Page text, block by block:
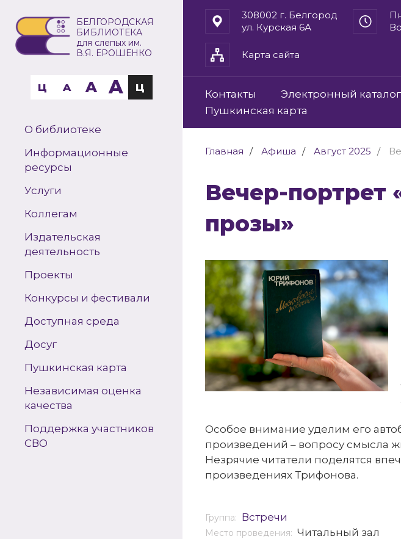
БЕЛГОРОДСКАЯ
БИБЛИОТЕКА
для слепых им.
В.Я. ЕРОШЕНКО
Ц A A A Ц
О библиотеке
Информационные
ресурсы
Услуги
Коллегам
Издательская
деятельность
Проекты
Конкурсы и фестивали
Доступная среда
Досуг
Пушкинская карта
Независимая оценка
качества
Поддержка участников
СВО
308002 г. Белгород
ул. Курская 6А
Карта сайта
Контакты Электронный каталог
Пушкинская карта
Главная Афиша Август 2025
Вечер-портрет «Мастер городской
прозы»
Особое внимание уделим его
произведений – вопросу смысла
Незрячие читатели поделятся
произведениях Трифонова.
Группа: Встречи
Место проведения: Читальный зал